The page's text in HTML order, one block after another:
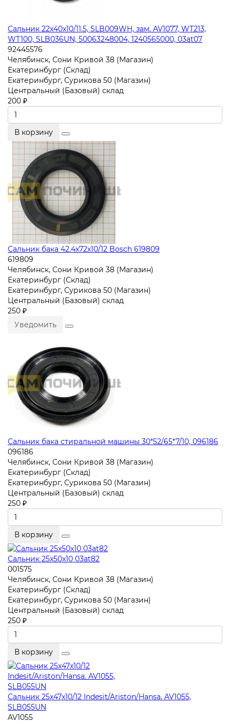
Сальник 22x40x10/11.5, SLB009WH, зам. AV1077, WT213,
WT100, SLB036UN, 50063248004, 1240565000, 03at07
92445576
Челябинск, Сони Кривой 38 (Магазин)
Екатеринбург (Склад)
Екатеринбург, Сурикова 50 (Магазин)
Центральный (Базовый) склад
200 ₽
В корзину
Сальник бака 42.4x72x10/12 Bosch 619809
619809
Челябинск, Сони Кривой 38 (Магазин)
Екатеринбург (Склад)
Екатеринбург, Сурикова 50 (Магазин)
Центральный (Базовый) склад
250 ₽
Уведомить
Сальник бака стиральной машины 30*52/65*7/10, 096186
096186
Челябинск, Сони Кривой 38 (Магазин)
Екатеринбург (Склад)
Екатеринбург, Сурикова 50 (Магазин)
Центральный (Базовый) склад
250 ₽
В корзину
Сальник 25x50x10 03at82
001575
Челябинск, Сони Кривой 38 (Магазин)
Екатеринбург (Склад)
Екатеринбург, Сурикова 50 (Магазин)
Центральный (Базовый) склад
250 ₽
В корзину
Сальник 25x47x10/12 Indesit/Ariston/Hansa. AV1055,
SLB055UN
AV1055